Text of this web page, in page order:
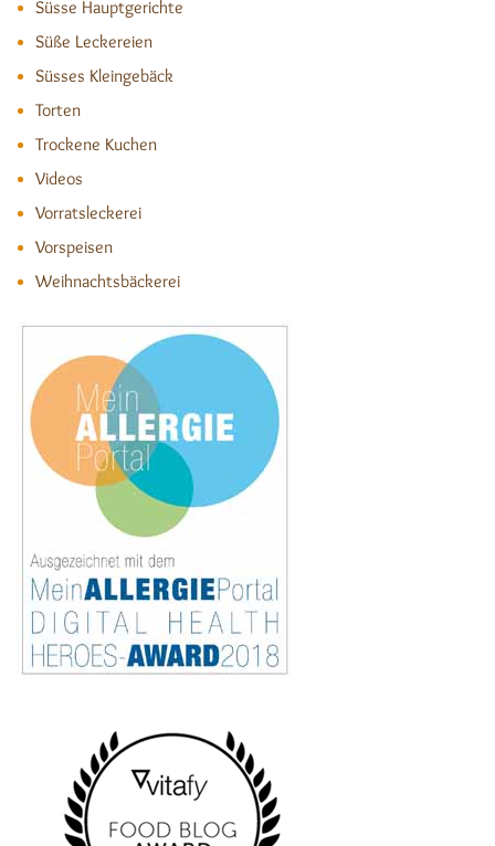
Süsse Hauptgerichte
Süße Leckereien
Süsses Kleingebäck
Torten
Trockene Kuchen
Videos
Vorratsleckerei
Vorspeisen
Weihnachtsbäckerei